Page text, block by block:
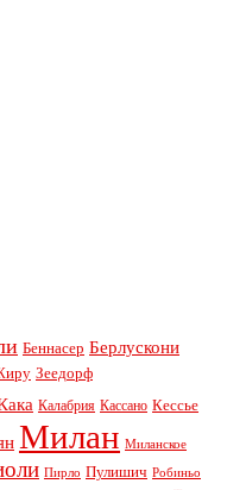
Беннасер Берлускони
Зеедорф
Калабрия Кассано Кессье
Милан Миланское
Пирло Пулишич Робиньо